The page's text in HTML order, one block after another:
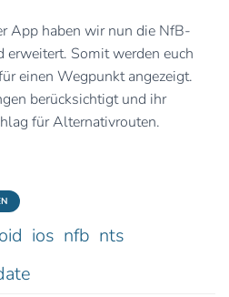
App haben wir nun die NfB-
Somit werden euch
einen Wegpunkt angezeigt.
berücksichtigt und ihr
für Alternativrouten.
ios nfb nts